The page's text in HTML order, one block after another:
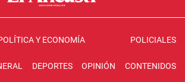
Y ECONOMÍA POLICIALES
DEPORTES OPINIÓN CONTENIDOS